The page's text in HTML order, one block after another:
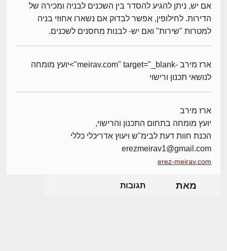
אם יש, ניתן להגיע להסדר בין השכנים לבניה ומכירה של
הדירות. לחילופין, אפשר לבדוק אם נשארו אחוזי בניה
למטרות "שירות" ואם יש- לבנות מחסנים לשכנים.
ארז מירב -meirav.com" target="_blank">יועץ מומחה
לנושאי תכנון ורישוי
ארז מירב
יועץ מומחה בתחום התכנון והרישוי,
הכנת חוות דעת לבימ"ש ויעוץ אדריכלי כללי
erezmeirav1@gmail.com
erez-meirav.com
מאת תגובות